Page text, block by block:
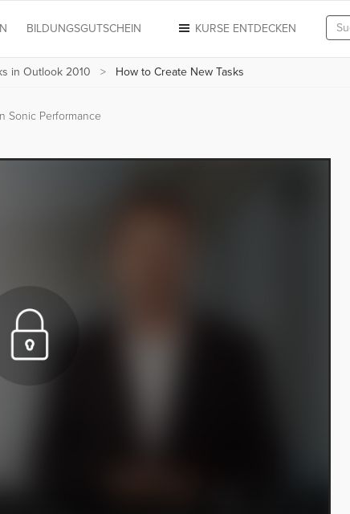
KURSE ENTDECKEN
BILDUNGSGUTSCHEIN
in Outlook 2010 How to Create New Tasks
Sonic Performance